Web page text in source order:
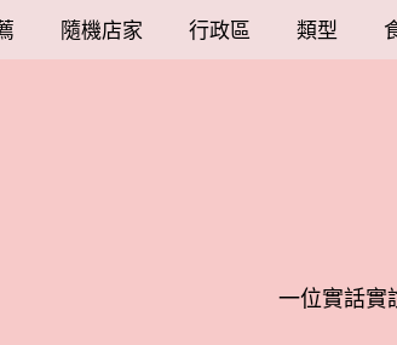
隨機店家 行政區 類型
一位實話實